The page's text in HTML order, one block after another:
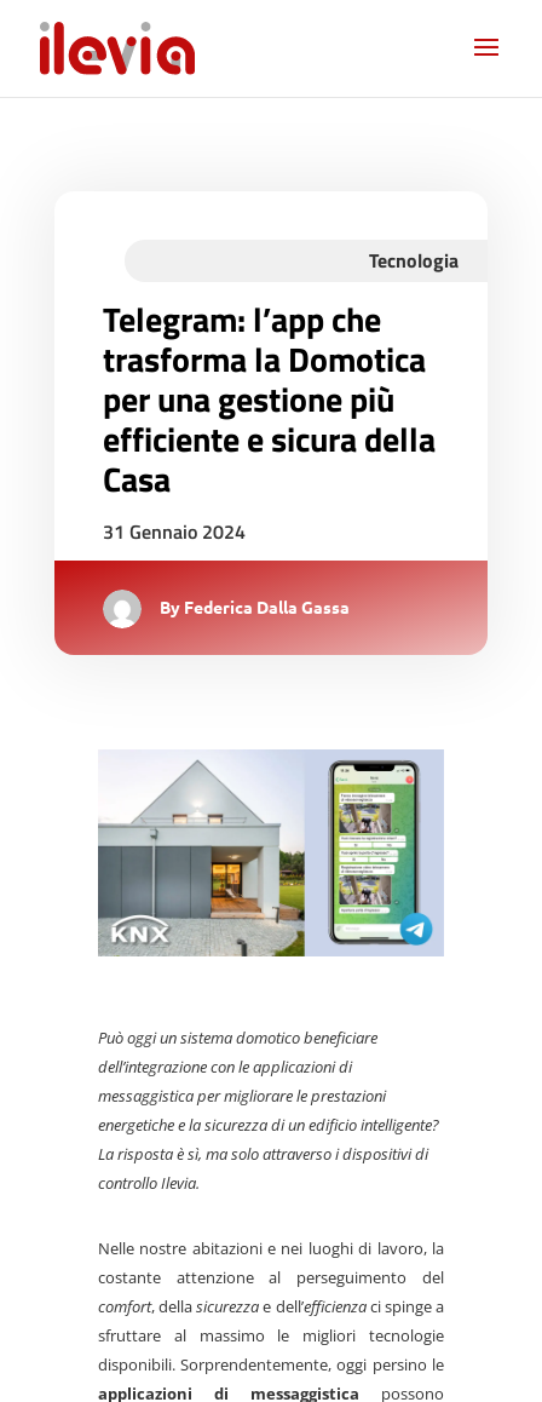
Tecnologia
Telegram: l’app che
trasforma la Domotica
per una gestione più
efficiente e sicura della
Casa
31 Gennaio 2024
By Federica Dalla Gassa
Può oggi un sistema domotico beneficiare
dell’integrazione con le applicazioni di
messaggistica per migliorare le prestazioni
energetiche e la sicurezza di un edificio intelligente?
La risposta è sì, ma solo attraverso i dispositivi di
controllo Ilevia.
Nelle nostre abitazioni e nei luoghi di lavoro, la
costante attenzione al perseguimento del
comfort, dellasicurezzae dell’efficienzaci spinge a
sfruttare al massimo le migliori tecnologie
disponibili. Sorprendentemente, oggi persino le
applicazioni di messaggistica possono